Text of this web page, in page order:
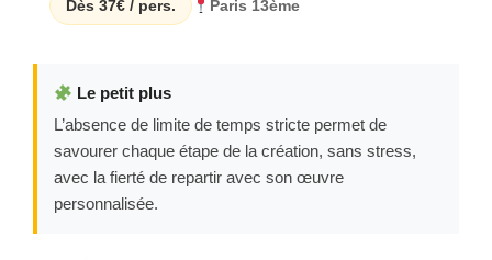
Dès 37€ / pers. Paris 13ème
Le petit plus
L’absence de limite de temps stricte permet de
savourer chaque étape de la création, sans stress,
avec la fierté de repartir avec son œuvre
personnalisée.